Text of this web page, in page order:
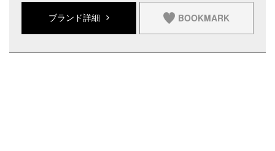
ブランド詳細 BOOKMARK